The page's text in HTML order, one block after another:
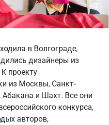
в Волгограде,
дизайнеры из
проекту
из Москвы, Санкт-
Абакана и Шахт. Все они
конкурса,
авторов,